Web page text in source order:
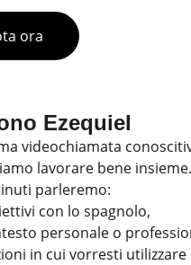
ora
Ezequiel
videochiamata
lavorare bene insieme.
parleremo:
con lo spagnolo,
personale o
in cui vorresti utilizzare